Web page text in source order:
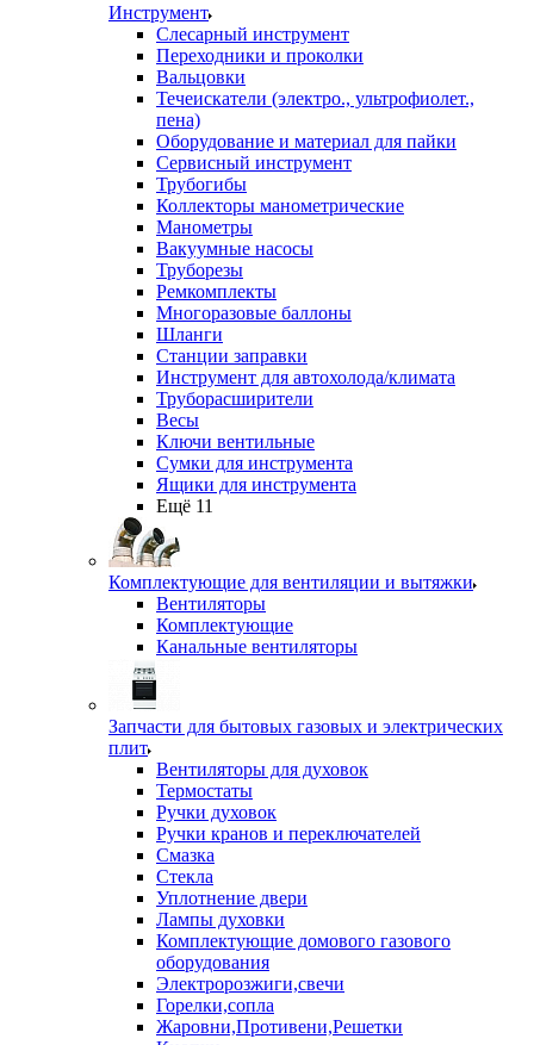
Инструмент
Слесарный инструмент
Переходники и проколки
Вальцовки
Течеискатели (электро., ультрофиолет.,
пена)
Оборудование и материал для пайки
Сервисный инструмент
Трубогибы
Коллекторы манометрические
Манометры
Вакуумные насосы
Труборезы
Ремкомплекты
Многоразовые баллоны
Шланги
Станции заправки
Инструмент для автохолода/климата
Труборасширители
Весы
Ключи вентильные
Сумки для инструмента
Ящики для инструмента
Ещё 11
Комплектующие для вентиляции и вытяжки
Вентиляторы
Комплектующие
Канальные вентиляторы
Запчасти для бытовых газовых и электрических
плит
Вентиляторы для духовок
Термостаты
Ручки духовок
Ручки кранов и переключателей
Смазка
Стекла
Уплотнение двери
Лампы духовки
Комплектующие домового газового
оборудования
Электророзжиги,свечи
Горелки,сопла
Жаровни,Противени,Решетки